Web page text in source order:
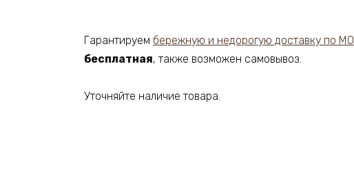
Гарантируем бережную и недорогую доставку по МО
бесплатная, также возможен самовывоз.
Уточняйте наличие товара.